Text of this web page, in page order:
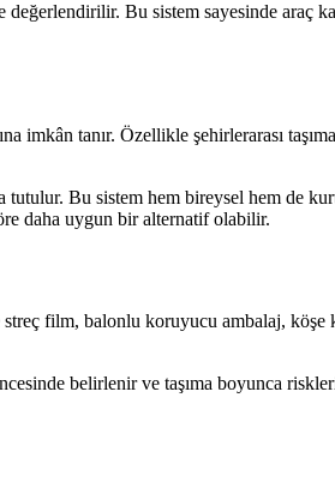
Bu sistem sayesinde araç
imkân tanır. Özellikle şehirlerarası
Bu sistem hem bireysel hem de
daha uygun bir alternatif olabilir.
film, balonlu koruyucu ambalaj,
belirlenir ve taşıma boyunca